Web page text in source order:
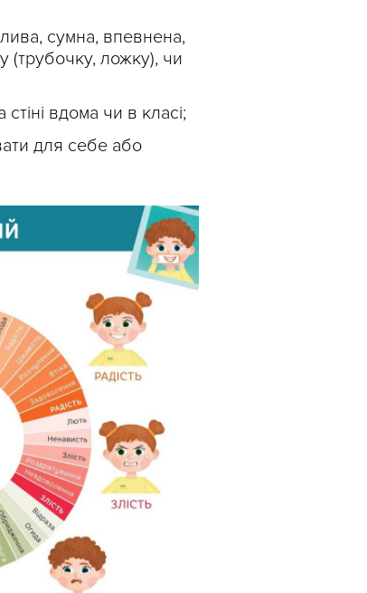
сумна, впевнена,
(трубочку, ложку), чи
вдома чи в класі;
для себе або